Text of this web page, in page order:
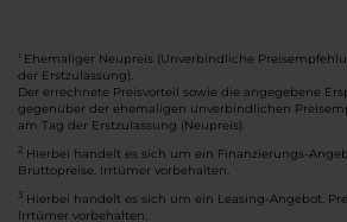
Ehemaliger Neupreis (Unverbindliche
der Erstzulassung).
Der errechnete Preisvorteil sowie die angegebene
gegenüber der ehemaligen unverbindlichen
am Tag der Erstzulassung (Neupreis).
2 Hierbei handelt es sich um ein Finanzierungs-
Bruttopreise. Irrtümer vorbehalten.
3 Hierbei handelt es sich um ein Leasing-Angebot.
Irrtümer vorbehalten.